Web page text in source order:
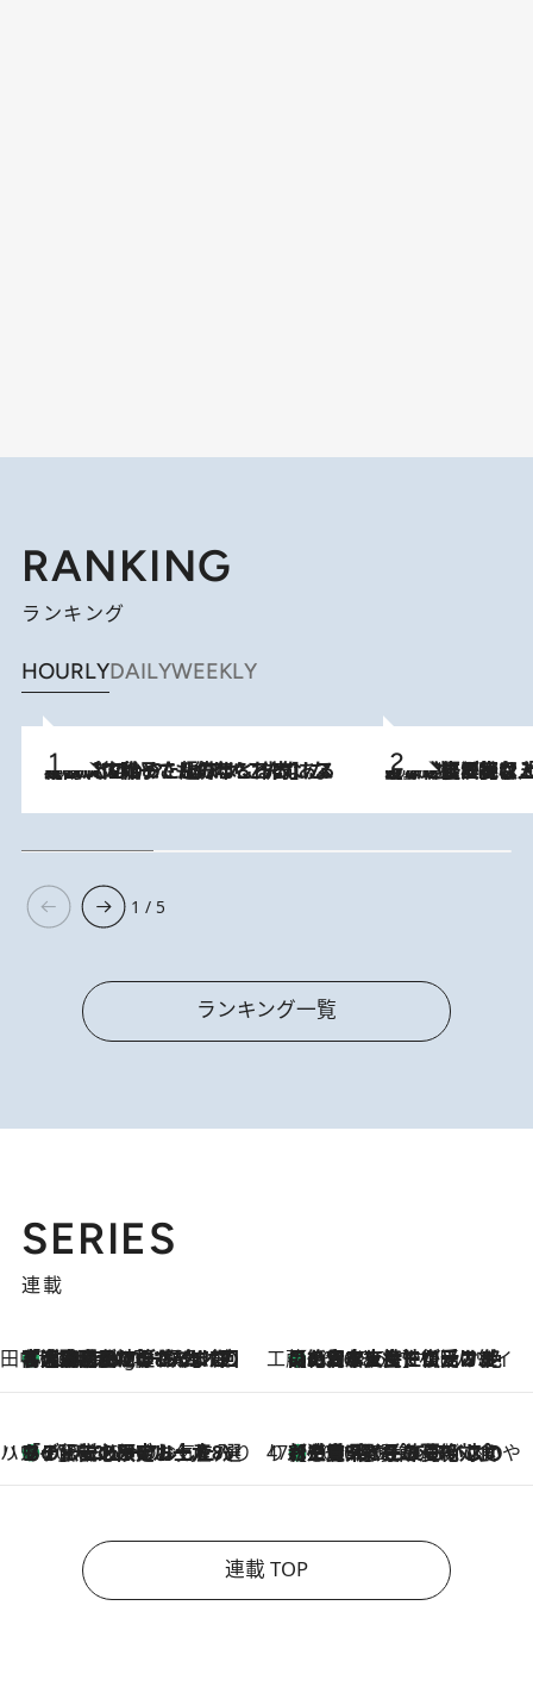
RANKING
ランキング
HOURLYDAILYWEEKLY
2026.8.5
【阿川佐和子さんの年とる力】なぜ70代で始めた趣味は“こんなに楽しい”のか？ ピアノ、俳句…スランプに陥っても続けられる“ある秘訣”とは 2026.8.5
【なぜ吉沢亮は「気配を消せる」のか？】興行収入208億の『国宝』を経て挑むミュージカル『ディア・エヴァン・ハンセン』。トップ俳優が舞台上でさらけ出した“孤独”とは
1 / 5
ランキング一覧
SERIES
連載
田中稲の勝手に再ブーム
1 Hour Ago
「湘南乃風に憧れて」観客大盛上がりの“タオル回し”に、ラッパー顔負けの高速歌唱まで…さだまさし（74）のアグレッシブすぎる現在地 工藤まやのおもてなしハワイ
2026.8.6
【ハワイ土産】ローカルの絶大な支持で復活！ 絶品の幻クッキー《元ファンの日本人女性が受け継いだ名店》
ハワイ賢者 リサのお気に入りリスト2026.8.6
あの伝説の限定トートも！ リニューアルした「ディーン＆デルーカ ハワイ」で必須のお土産8選 47都道府県の手みやげ ひんやりスイーツで夏を満喫
2026.8.6
【三重県】この夏絶対食べたい 冷やしておいしいおやつ3選 お餅×アイスの新感覚スイーツ
連載 TOP